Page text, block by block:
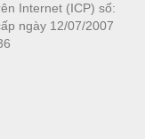
Internet (ICP) số:
ngày 12/07/2007